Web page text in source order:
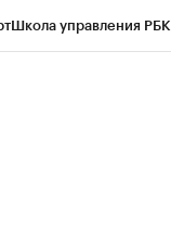
Школа управления РБК